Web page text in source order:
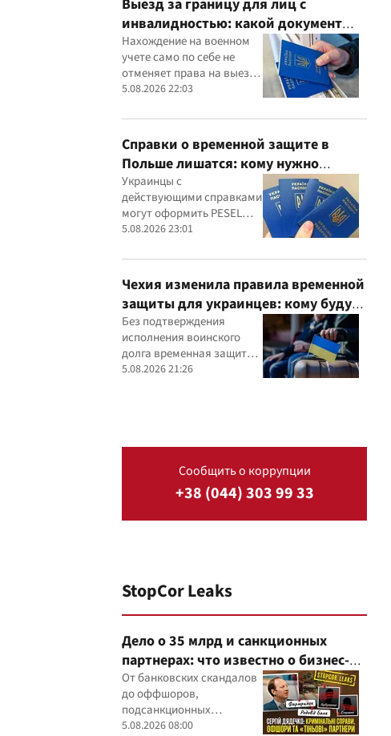
Выезд за границу для лиц с
инвалидностью: какой документ
нужно показать пограничникам
Нахождение на военном
учете само по себе не
отменяет права на выезд,
однако инвалидность
документально
5.08.2026 22:03
Справки о временной защите в
Польше лишатся: кому нужно
оформить PESEL UKR
Украинцы с
действующими справками
могут оформить PESEL
UKR без выезда из
трудоустройства
действуют отдельные
правила
5.08.2026 23:01
Чехия изменила правила временной
защиты для украинцев: кому будут
отказываться с 5 августа
Без подтверждения
исполнения воинского
долга временная защита в
Чехии не будет
5.08.2026 21:26
Сообщить о коррупции
+38 (044) 303 99 33
StopCor Leaks
Дело о 35 млрд и санкционных
партнерах: что известно о бизнес-
интересах Сергея Дядечко от
"Родовид Банка" до "ФАРМАСЕЛ"
От банковских скандалов
до оффшоров,
подсанкционных
партнеров и уголовных
5.08.2026 08:00